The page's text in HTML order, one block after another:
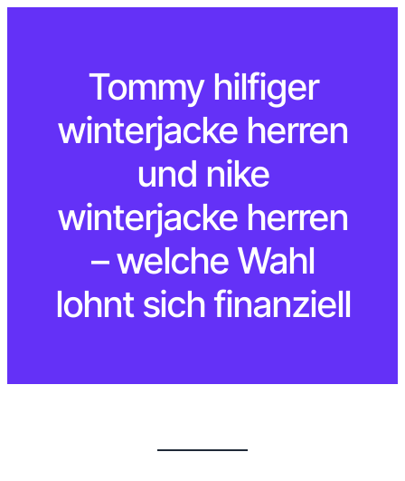
Tommy hilfiger
winterjacke herren
und nike
winterjacke herren
– welche Wahl
lohnt sich finanziell